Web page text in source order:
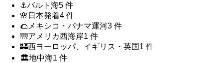
⚓バルト海5 件
🌸 日本発着4 件
🌮メキシコ・パナマ運河3 件
🌁アメリカ西海岸1 件
🏰西ヨーロッパ、イギリス・英国1 件
🏛️地中海1 件